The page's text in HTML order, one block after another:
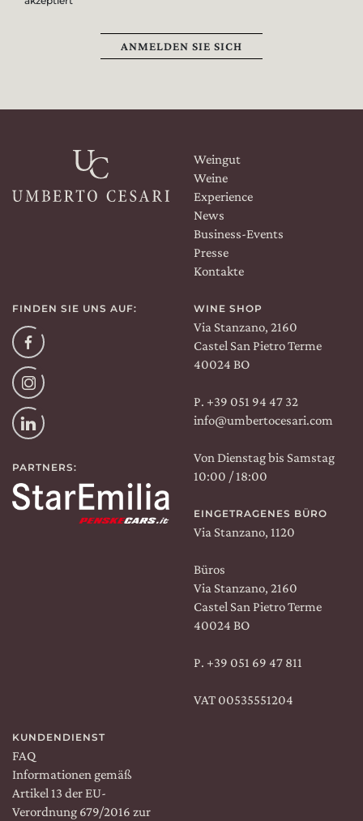
ANMELDEN SIE SICH
Weingut
Weine
Experience
News
Business-Events
Presse
Kontakte
FINDEN SIE UNS AUF:
Facebook
Instagram
Linkedin
PARTNERS:
WINE SHOP
Via Stanzano, 2160
Castel San Pietro Terme
40024 BO
P. +39 051 94 47 32
info@umbertocesari.com
Von Dienstag bis Samstag
10:00 / 18:00
EINGETRAGENES BÜRO
Via Stanzano, 1120
Büros
Via Stanzano, 2160
Castel San Pietro Terme
40024 BO
P. +39 051 69 47 811
VAT 00535551204
KUNDENDIENST
FAQ
Informationen gemäß
Artikel 13 der EU-
Verordnung 679/2016 zur